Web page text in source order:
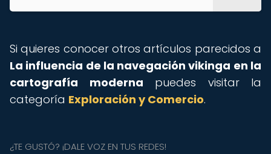
Si quieres conocer otros artículos parecidos a
La influencia de la navegación vikinga en la
cartografía moderna puedes visitar la
categoría Exploración y Comercio.
¿TE GUSTÓ? ¡DALE VOZ EN TUS REDES!